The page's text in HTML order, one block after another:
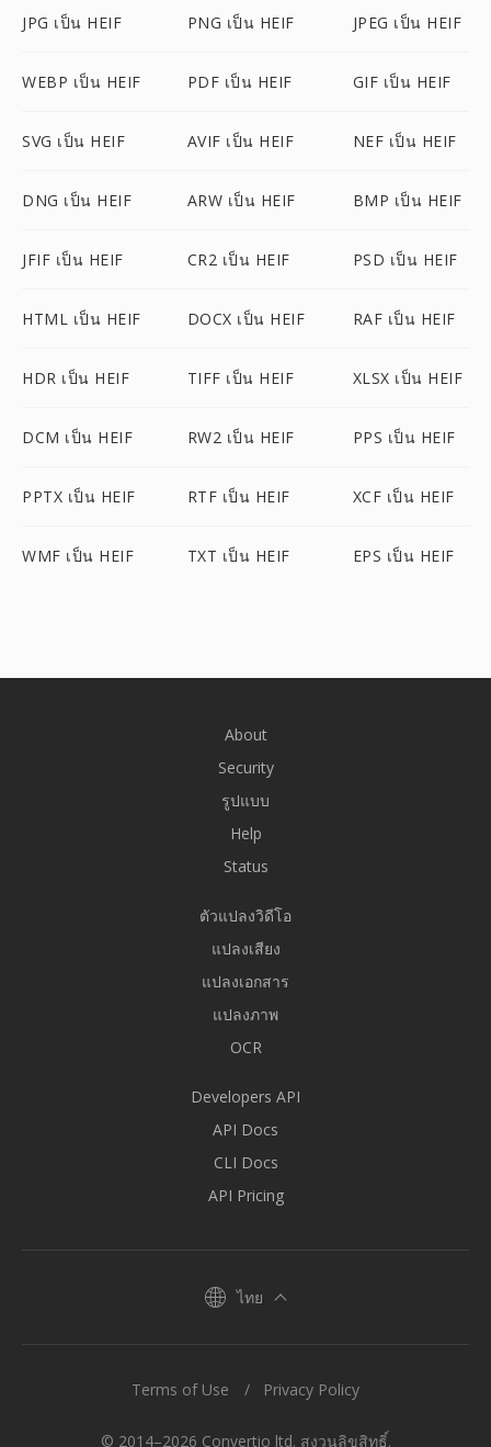
JPG เป็น HEIF PNG เป็น HEIF JPEG เป็น HEIF
WEBP เป็น HEIF PDF เป็น HEIF GIF เป็น HEIF
SVG เป็น HEIF AVIF เป็น HEIF NEF เป็น HEIF
DNG เป็น HEIF ARW เป็น HEIF BMP เป็น HEIF
JFIF เป็น HEIF CR2 เป็น HEIF PSD เป็น HEIF
HTML เป็น HEIF DOCX เป็น HEIF RAF เป็น HEIF
HDR เป็น HEIF TIFF เป็น HEIF XLSX เป็น HEIF
DCM เป็น HEIF RW2 เป็น HEIF PPS เป็น HEIF
PPTX เป็น HEIF RTF เป็น HEIF XCF เป็น HEIF
WMF เป็น HEIF TXT เป็น HEIF EPS เป็น HEIF
About
Security
รูปแบบ
Help
Status
ตัวแปลงวิดีโอ
แปลงเสียง
แปลงเอกสาร
แปลงภาพ
OCR
Developers API
API Docs
CLI Docs
API Pricing
ไทย
© 2014–2026 Convertio ltd. สงวนลิขสิทธิ์.
Terms of Use Privacy Policy